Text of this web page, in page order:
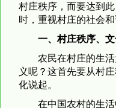
村庄秩序，而要达到
时，重视村庄的社会和
一、村庄秩序、
农民在村庄的生
义呢？这首先要从村
化说起。
在中国农村的生